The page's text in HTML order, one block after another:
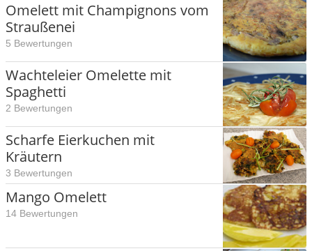
Omelett mit Champignons vom
Straußenei
5 Bewertungen
Wachteleier Omelette mit
Spaghetti
2 Bewertungen
Scharfe Eierkuchen mit
Kräutern
3 Bewertungen
Mango Omelett
14 Bewertungen